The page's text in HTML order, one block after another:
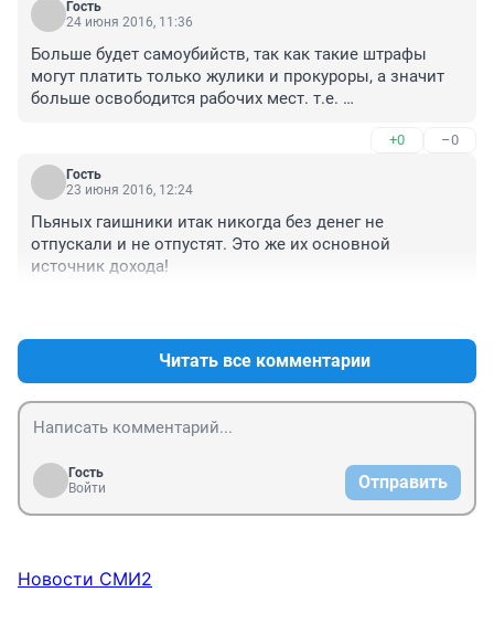
Гость
24 июня 2016, 11:36
Больше будет самоубийств, так как такие штрафы
могут платить только жулики и прокуроры, а значит
больше освободится рабочих мест. т.е.
+0 –0
Гость
23 июня 2016, 12:24
Пьяных гаишники итак никогда без денег не
отпускали и не отпустят. Это же их основной
источник дохода!
Читать все комментарии
Гость
Войти
Отправить
Новости СМИ2